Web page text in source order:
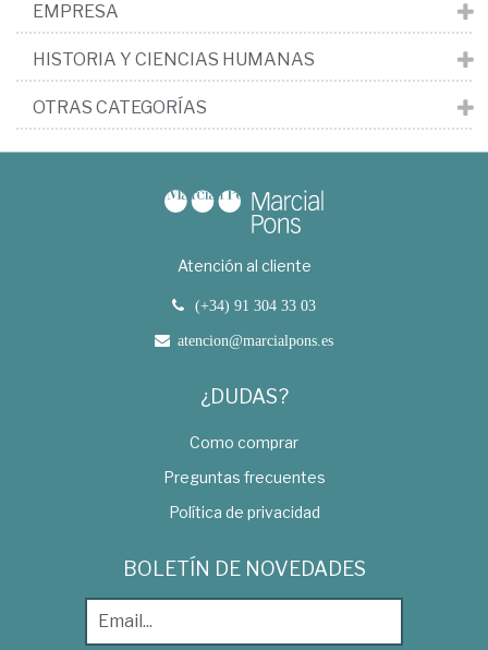
EMPRESA
HISTORIA Y CIENCIAS HUMANAS
OTRAS CATEGORÍAS
Atención al cliente
(+34) 91 304 33 03
atencion@marcialpons.es
¿DUDAS?
Como comprar
Preguntas frecuentes
Política de privacidad
BOLETÍN DE NOVEDADES